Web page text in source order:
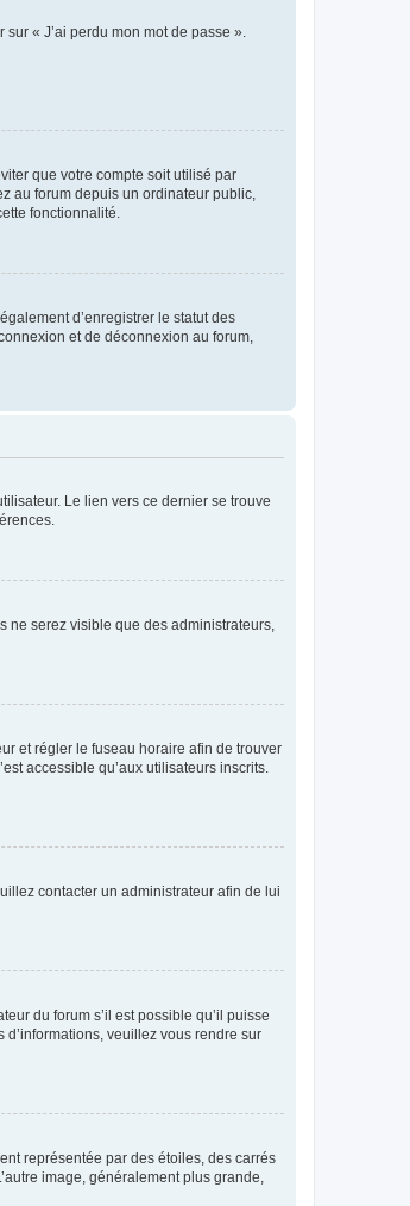
« J’ai perdu mon mot de passe ».
que votre compte soit utilisé par
au forum depuis un ordinateur public,
fonctionnalité.
d’enregistrer le statut des
et de déconnexion au forum,
Le lien vers ce dernier se trouve
ne serez visible que des administrateurs,
et régler le fuseau horaire afin de trouver
accessible qu’aux utilisateurs inscrits.
contacter un administrateur afin de lui
du forum s’il est possible qu’il puisse
veuillez vous rendre sur
représentée par des étoiles, des carrés
image, généralement plus grande,